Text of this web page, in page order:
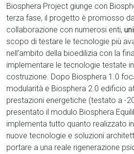
Biosphera Project giunge con
terza fase, il progetto è promosso
collaborazione con numerosi enti,
scopo di testare le tecnologie più
nell’ambito della bioedilizia con la
implementare le tecnologie testate
costruzione. Dopo Biosphera 1.0
modularità e Biosphera 2.0 edificio
prestazioni energetiche (testato a -
presentato il modulo Biosphera
implementa tutto quanto realizzato
nuove tecnologie e soluzioni
portare a una reale rigenerazione